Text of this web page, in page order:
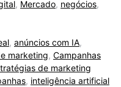
, Mercado, negócios,
, anúncios com IA,
marketing, Campanhas
de marketing
, inteligência artificial